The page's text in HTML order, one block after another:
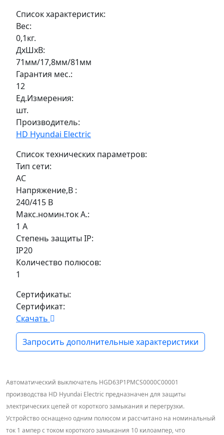
Список характеристик:
Вес:
0,1кг.
ДxШxВ:
71мм/17,8мм/81мм
Гарантия мес.:
12
Ед.Измерения:
шт.
Производитель:
HD Hyundai Electric
Список технических параметров:
Тип сети:
AC
Напряжение,В :
240/415 В
Макс.номин.ток А.:
1 А
Степень защиты IP:
IP20
Количество полюсов:
1
Сертификаты:
Сертификат:
Скачать
Запросить дополнительные характеристики
Автоматический выключатель HGD63P1PMCS0000C00001
производства HD Hyundai Electric предназначен для защиты
электрических цепей от короткого замыкания и перегрузки.
Устройство оснащено одним полюсом и рассчитано на номинальный
ток 1 ампер с током короткого замыкания 10 килоампер, что